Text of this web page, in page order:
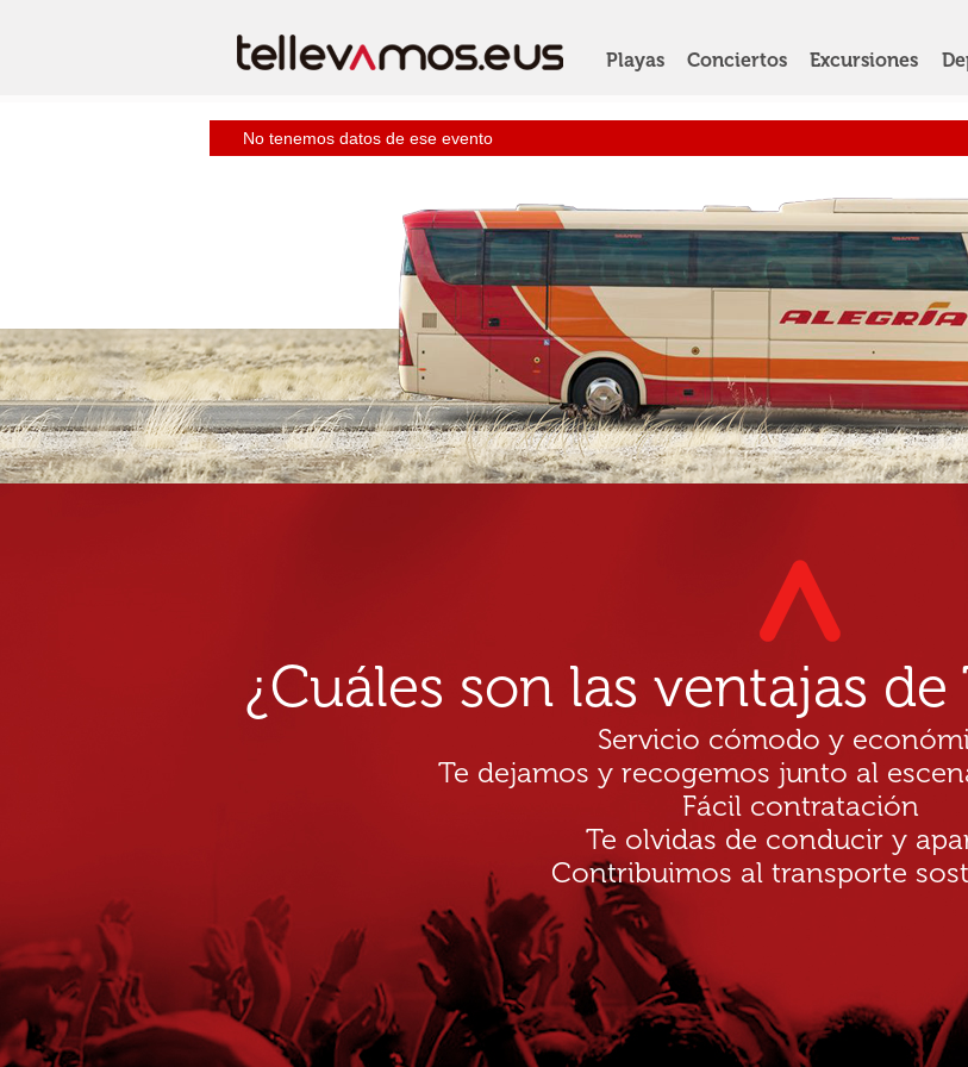
Playas Conciertos Excursiones
No tenemos datos de ese evento
¿Cuáles son las ventajas de
Servicio cómodo y
Te dejamos y recogemos junto al
Fácil contratación
Te olvidas de conducir y
Contribuimos al transporte